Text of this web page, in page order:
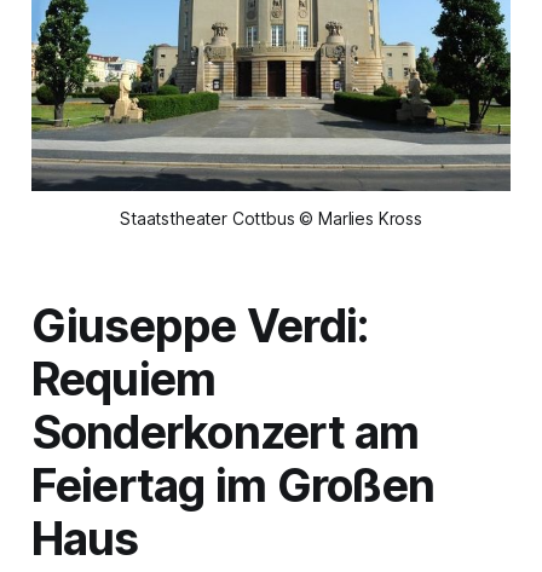
Staatstheater Cottbus © Marlies Kross
Giuseppe Verdi:
Requiem
Sonderkonzert am
Feiertag im Großen
Haus